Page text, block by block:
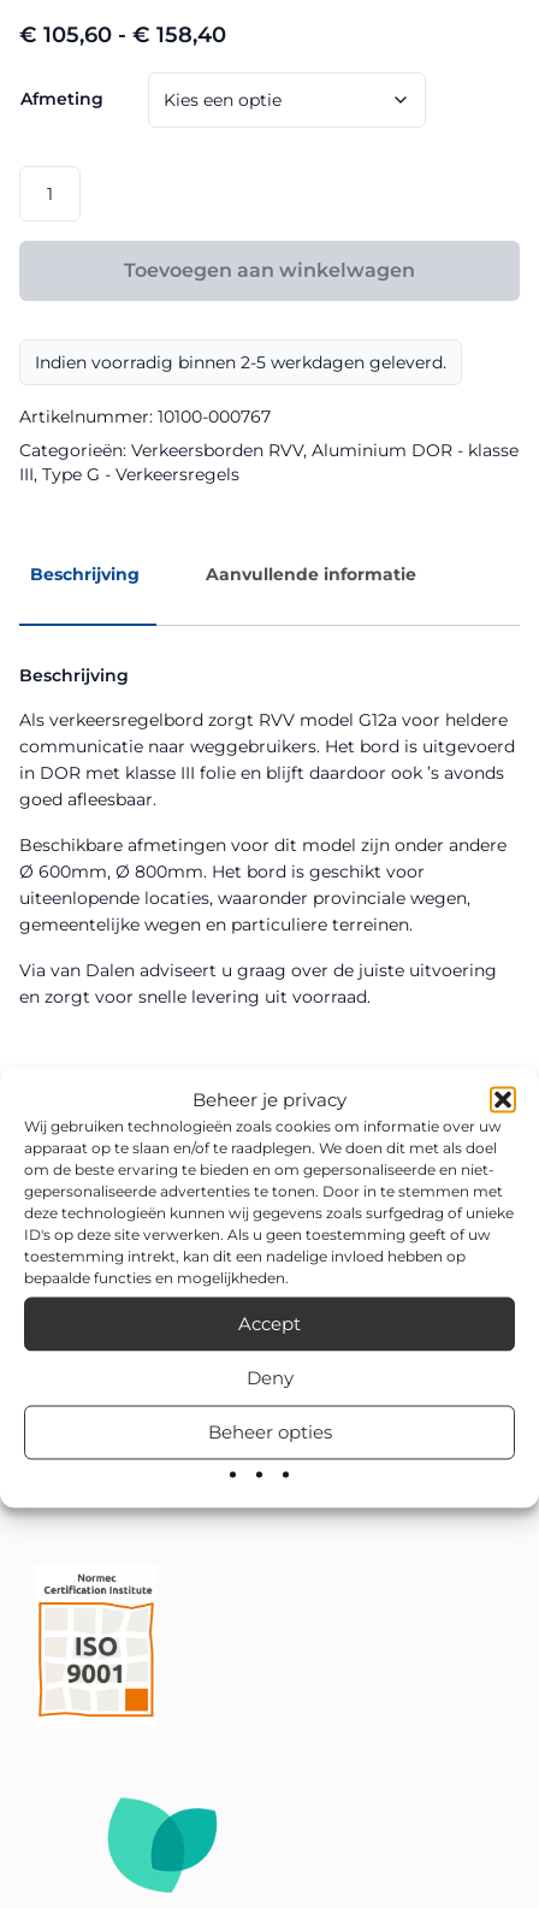
Beheer je privacy
Wij gebruiken technologieën zoals cookies om informatie over uw
apparaat op te slaan en/of te raadplegen. We doen dit met als doel
om de beste ervaring te bieden en om gepersonaliseerde en niet-
gepersonaliseerde advertenties te tonen. Door in te stemmen met
deze technologieën kunnen wij gegevens zoals surfgedrag of unieke
ID's op deze site verwerken. Als u geen toestemming geeft of uw
toestemming intrekt, kan dit een nadelige invloed hebben op
bepaalde functies en mogelijkheden.
Accept
Deny
Beheer opties
€ 105,60 - € 158,40Prijsklasse:
€ 105,60
tot
€ 158,40
Afmeting
model
G12a
III
aantal
Toevoegen aan winkelwagen
Indien voorradig binnen 2-5 werkdagen geleverd.
Artikelnummer: 10100-000767
Categorieën: Verkeersborden RVV, Aluminium DOR - klasse
III, Type G - Verkeersregels
Beschrijving Aanvullende informatie
Beschrijving
Als verkeersregelbord zorgt RVV model G12a voor heldere
communicatie naar weggebruikers. Het bord is uitgevoerd
in DOR met klasse III folie en blijft daardoor ook ’s avonds
goed afleesbaar.
Beschikbare afmetingen voor dit model zijn onder andere
Ø 600mm, Ø 800mm. Het bord is geschikt voor
uiteenlopende locaties, waaronder provinciale wegen,
gemeentelijke wegen en particuliere terreinen.
Via van Dalen adviseert u graag over de juiste uitvoering
en zorgt voor snelle levering uit voorraad.